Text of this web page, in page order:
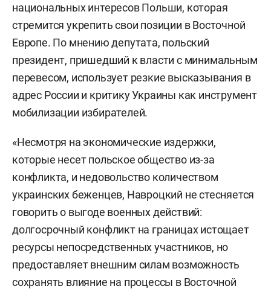
национальных интересов Польши, которая
стремится укрепить свои позиции в Восточной
Европе. По мнению депутата, польский
президент, пришедший к власти с минимальным
перевесом, использует резкие высказывания в
адрес России и критику Украины как инструмент
мобилизации избирателей.
«Несмотря на экономические издержки,
которые несет польское общество из-за
конфликта, и недовольство количеством
украинских беженцев, Навроцкий не стесняется
говорить о выгоде военных действий:
долгосрочный конфликт на границах истощает
ресурсы непосредственных участников, но
предоставляет внешним силам возможность
сохранять влияние на процессы в Восточной